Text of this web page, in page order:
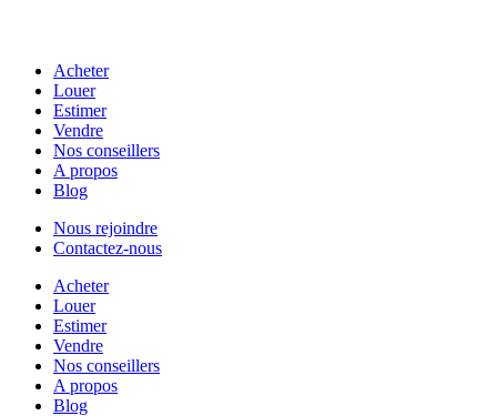
Acheter
Louer
Estimer
Vendre
Nos conseillers
A propos
Blog
Nous rejoindre
Contactez-nous
Acheter
Louer
Estimer
Vendre
Nos conseillers
A propos
Blog